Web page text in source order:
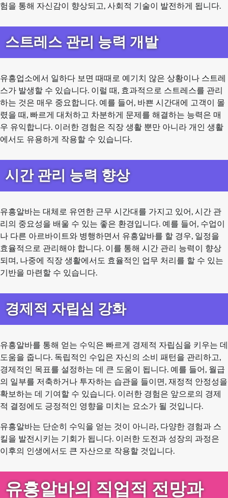
험을 통해 자신감이 향상되고, 사회적 기술이 발전하게 됩니다.
스트레스 관리 능력 개발
유흥업소에서 일하다 보면 때때로 예기치 않은 상황이나 스트레
스가 발생할 수 있습니다. 이럴 때, 효과적으로 스트레스를 관리
하는 것은 매우 중요합니다. 예를 들어, 바쁜 시간대에 고객이 몰
렸을 때, 빠르게 대처하고 차분하게 문제를 해결하는 능력은 매
우 유익합니다. 이러한 경험은 직장 생활 뿐만 아니라 개인 생활
에서도 유용하게 작용할 수 있습니다.
시간 관리 능력 향상
유흥알바는 대체로 유연한 근무 시간대를 가지고 있어, 시간 관
리의 중요성을 배울 수 있는 좋은 환경입니다. 예를 들어, 수업이
나 다른 아르바이트와 병행하면서 유흥알바를 할 경우, 일정을
효율적으로 관리해야 합니다. 이를 통해 시간 관리 능력이 향상
되며, 나중에 직장 생활에서도 효율적인 업무 처리를 할 수 있는
기반을 마련할 수 있습니다.
경제적 자립심 강화
유흥알바를 통해 얻는 수익은 빠르게 경제적 자립심을 키우는 데
도움을 줍니다. 독립적인 수입은 자신의 소비 패턴을 관리하고,
경제적인 목표를 설정하는 데 큰 도움이 됩니다. 예를 들어, 월급
의 일부를 저축하거나 투자하는 습관을 들이면, 재정적 안정성을
확보하는 데 기여할 수 있습니다. 이러한 경험은 앞으로의 경제
적 결정에도 긍정적인 영향을 미치는 요소가 될 것입니다.
유흥알바는 단순히 수익을 얻는 것이 아니라, 다양한 경험과 스
킬을 발전시키는 기회가 됩니다. 이러한 도전과 성장의 과정은
이후의 인생에서도 큰 자산으로 작용할 것입니다.
유흥알바의 직업적 전망과